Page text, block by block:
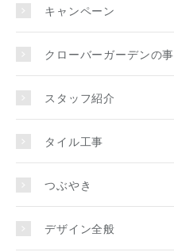
キャンペーン
クローバーガーデンの事
スタッフ紹介
タイル工事
つぶやき
デザイン全般